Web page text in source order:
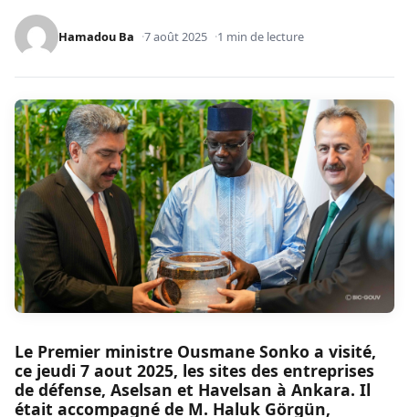
Hamadou Ba 7 août 2025 1 min de lecture
Le Premier ministre Ousmane Sonko a visité,
ce jeudi 7 aout 2025, les sites des entreprises
de défense, Aselsan et Havelsan à Ankara. Il
était accompagné de M. Haluk Görgün,